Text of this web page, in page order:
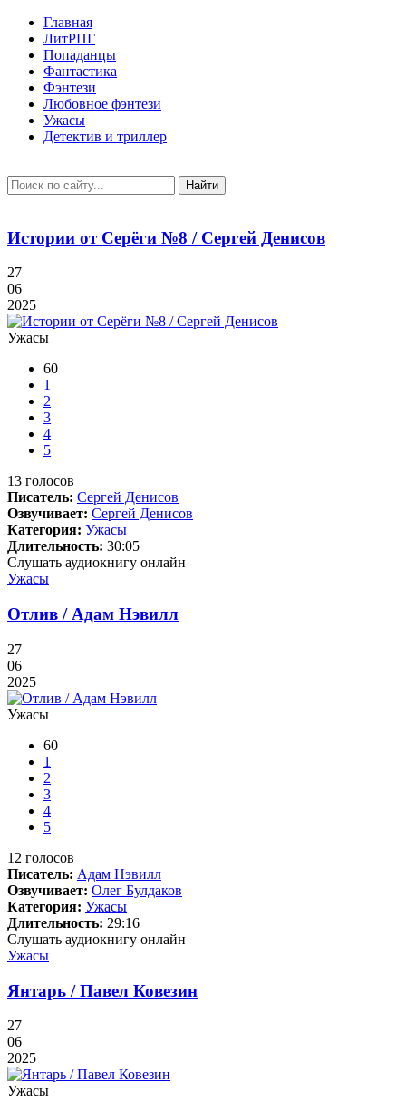
Главная
ЛитРПГ
Попаданцы
Фантастика
Фэнтези
Любовное фэнтези
Ужасы
Детектив и триллер
Найти
Истории от Серёги №8 / Сергей Денисов
27
06
2025
Ужасы
60
1
2
3
4
5
13 голосов
Писатель: Сергей Денисов
Озвучивает: Сергей Денисов
Категория: Ужасы
Длительность: 30:05
Слушать аудиокнигу онлайн
Ужасы
Отлив / Адам Нэвилл
27
06
2025
Ужасы
60
1
2
3
4
5
12 голосов
Писатель: Адам Нэвилл
Озвучивает: Олег Булдаков
Категория: Ужасы
Длительность: 29:16
Слушать аудиокнигу онлайн
Ужасы
Янтарь / Павел Ковезин
27
06
2025
Ужасы